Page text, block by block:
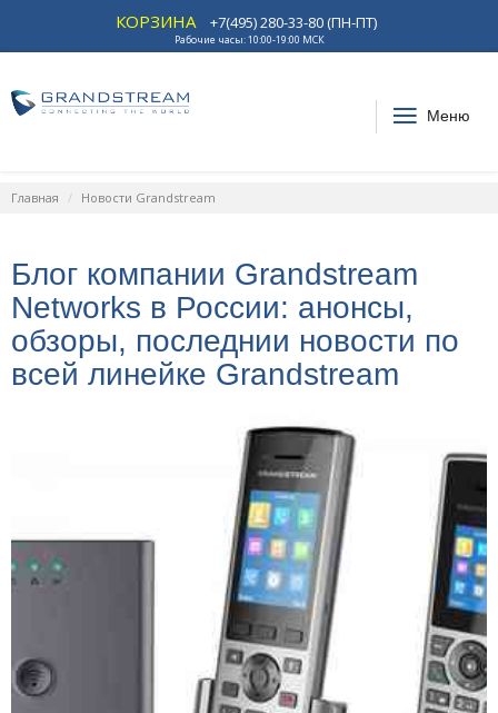
КОРЗИНА +7(495) 280-33-80 (ПН-ПТ)
Рабочие часы: 10:00-19:00 МСК
Меню
Главная Новости Grandstream
Блог компании Grandstream
Networks в России: анонсы,
обзоры, последнии новости по
всей линейке Grandstream